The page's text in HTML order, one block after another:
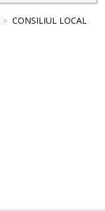
CONSILIUL LOCAL